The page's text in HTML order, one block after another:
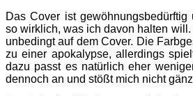
Das Cover ist
so wirklich, was ich davon halten
unbedingt auf dem Cover. Die
zu einer apokalypse, allerdings
dazu passt es natürlich eher
dennoch an und stößt mich nicht